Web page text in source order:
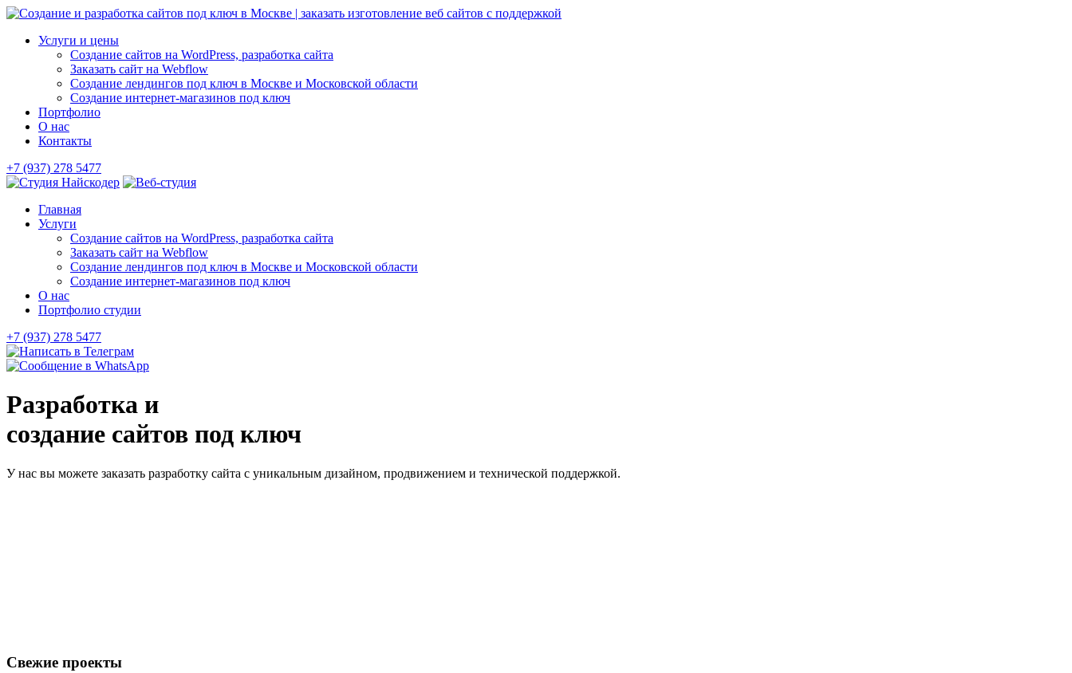
Skip
contentУслуги и цены
Создание сайтов на WordPress, разработка сайта
Заказать сайт на Webflow
Создание лендингов под ключ в Москве и Московской области
Создание интернет-магазинов под ключ
Портфолио
О нас
Контакты
+7 (937) 278 5477
Главная
Услуги
Создание сайтов на WordPress, разработка сайта
Заказать сайт на Webflow
Создание лендингов под ключ в Москве и Московской области
Создание интернет-магазинов под ключ
О нас
Портфолио студии
+7 (937) 278 5477
Разработка и
создание сайтов под ключ
У нас вы можете заказать разработку сайта с уникальным дизайном, продвижением и технической поддержкой.
Свежие проекты